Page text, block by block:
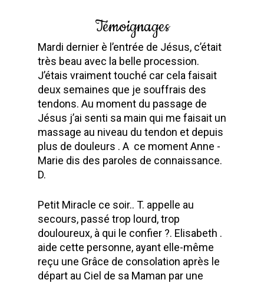
Témoignages
Mardi dernier è l’entrée de Jésus, c’était
très beau avec la belle procession.
J’étais vraiment touché car cela faisait
deux semaines que je souffrais des
tendons. Au moment du passage de
Jésus j’ai senti sa main qui me faisait un
massage au niveau du tendon et depuis
plus de douleurs . A ce moment Anne -
Marie dis des paroles de connaissance.
D.
Petit Miracle ce soir.. T. appelle au
secours, passé trop lourd, trop
douloureux, à qui le confier ?. Elisabeth .
aide cette personne, ayant elle-même
reçu une Grâce de consolation après le
départ au Ciel de sa Maman par une